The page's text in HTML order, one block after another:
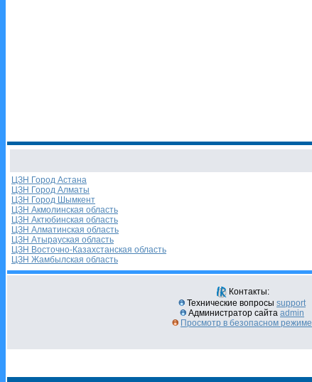
ЦЗН Город Астана
ЦЗН Город Алматы
ЦЗН Город Шымкент
ЦЗН Акмолинская область
ЦЗН Актюбинская область
ЦЗН Алматинская область
ЦЗН Атырауская область
ЦЗН Восточно-Казахстанская область
ЦЗН Жамбылская область
Контакты:
Технические вопросы support
Администратор сайта admin
Просмотр в безопасном режиме